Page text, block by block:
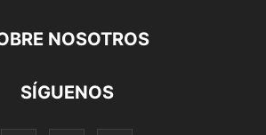
NOSOTROS
SÍGUENOS